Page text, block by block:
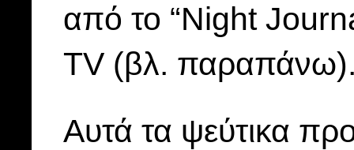
από το “Night
TV (βλ.
Αυτά τα ψεύτικα